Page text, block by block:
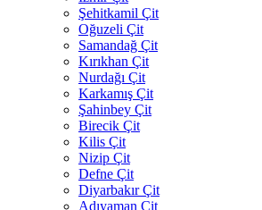
Şehitkamil Çit
Oğuzeli Çit
Samandağ Çit
Kırıkhan Çit
Nurdağı Çit
Karkamış Çit
Şahinbey Çit
Birecik Çit
Kilis Çit
Nizip Çit
Defne Çit
Diyarbakır Çit
Adıyaman Çit